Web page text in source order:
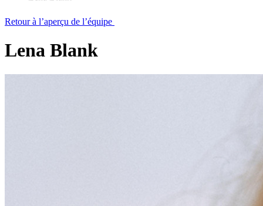
Retour à l’aperçu de l’équipe
Lena Blank